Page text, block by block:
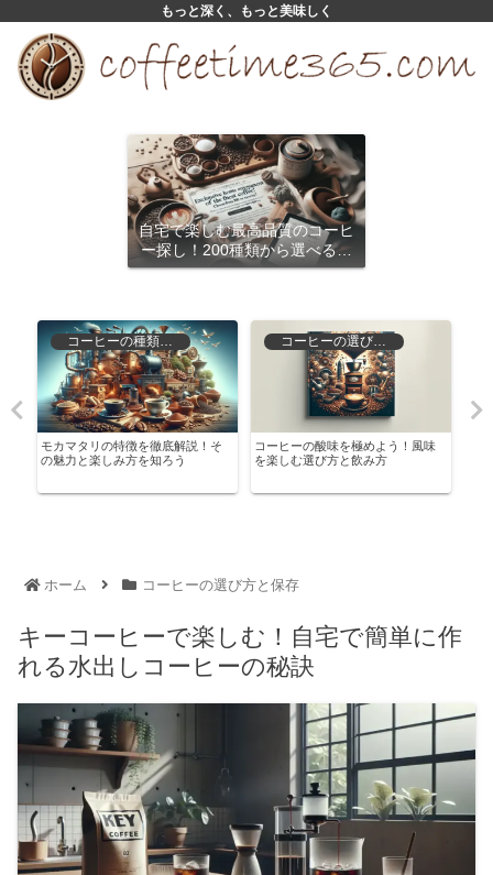
もっと深く、もっと美味しく
自宅で楽しむ最高品質のコーヒ
ー探し！200種類から選べるサ
ブスクリプション
モカマタリの特徴を徹底解説！そ
の魅力と楽しみ方を知ろう
コーヒーの酸味を極めよう！風味
を楽しむ選び方と飲み方
ホーム コーヒーの選び方と保存
キーコーヒーで楽しむ！自宅で簡単に作
れる水出しコーヒーの秘訣